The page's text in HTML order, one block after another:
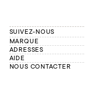
SUIVEZ-NOUS
MARQUE
Manifesto
Engagements
Seconde vie
ADRESSES
Paris
France
AIDE
Mon compte
NOUS CONTACTER